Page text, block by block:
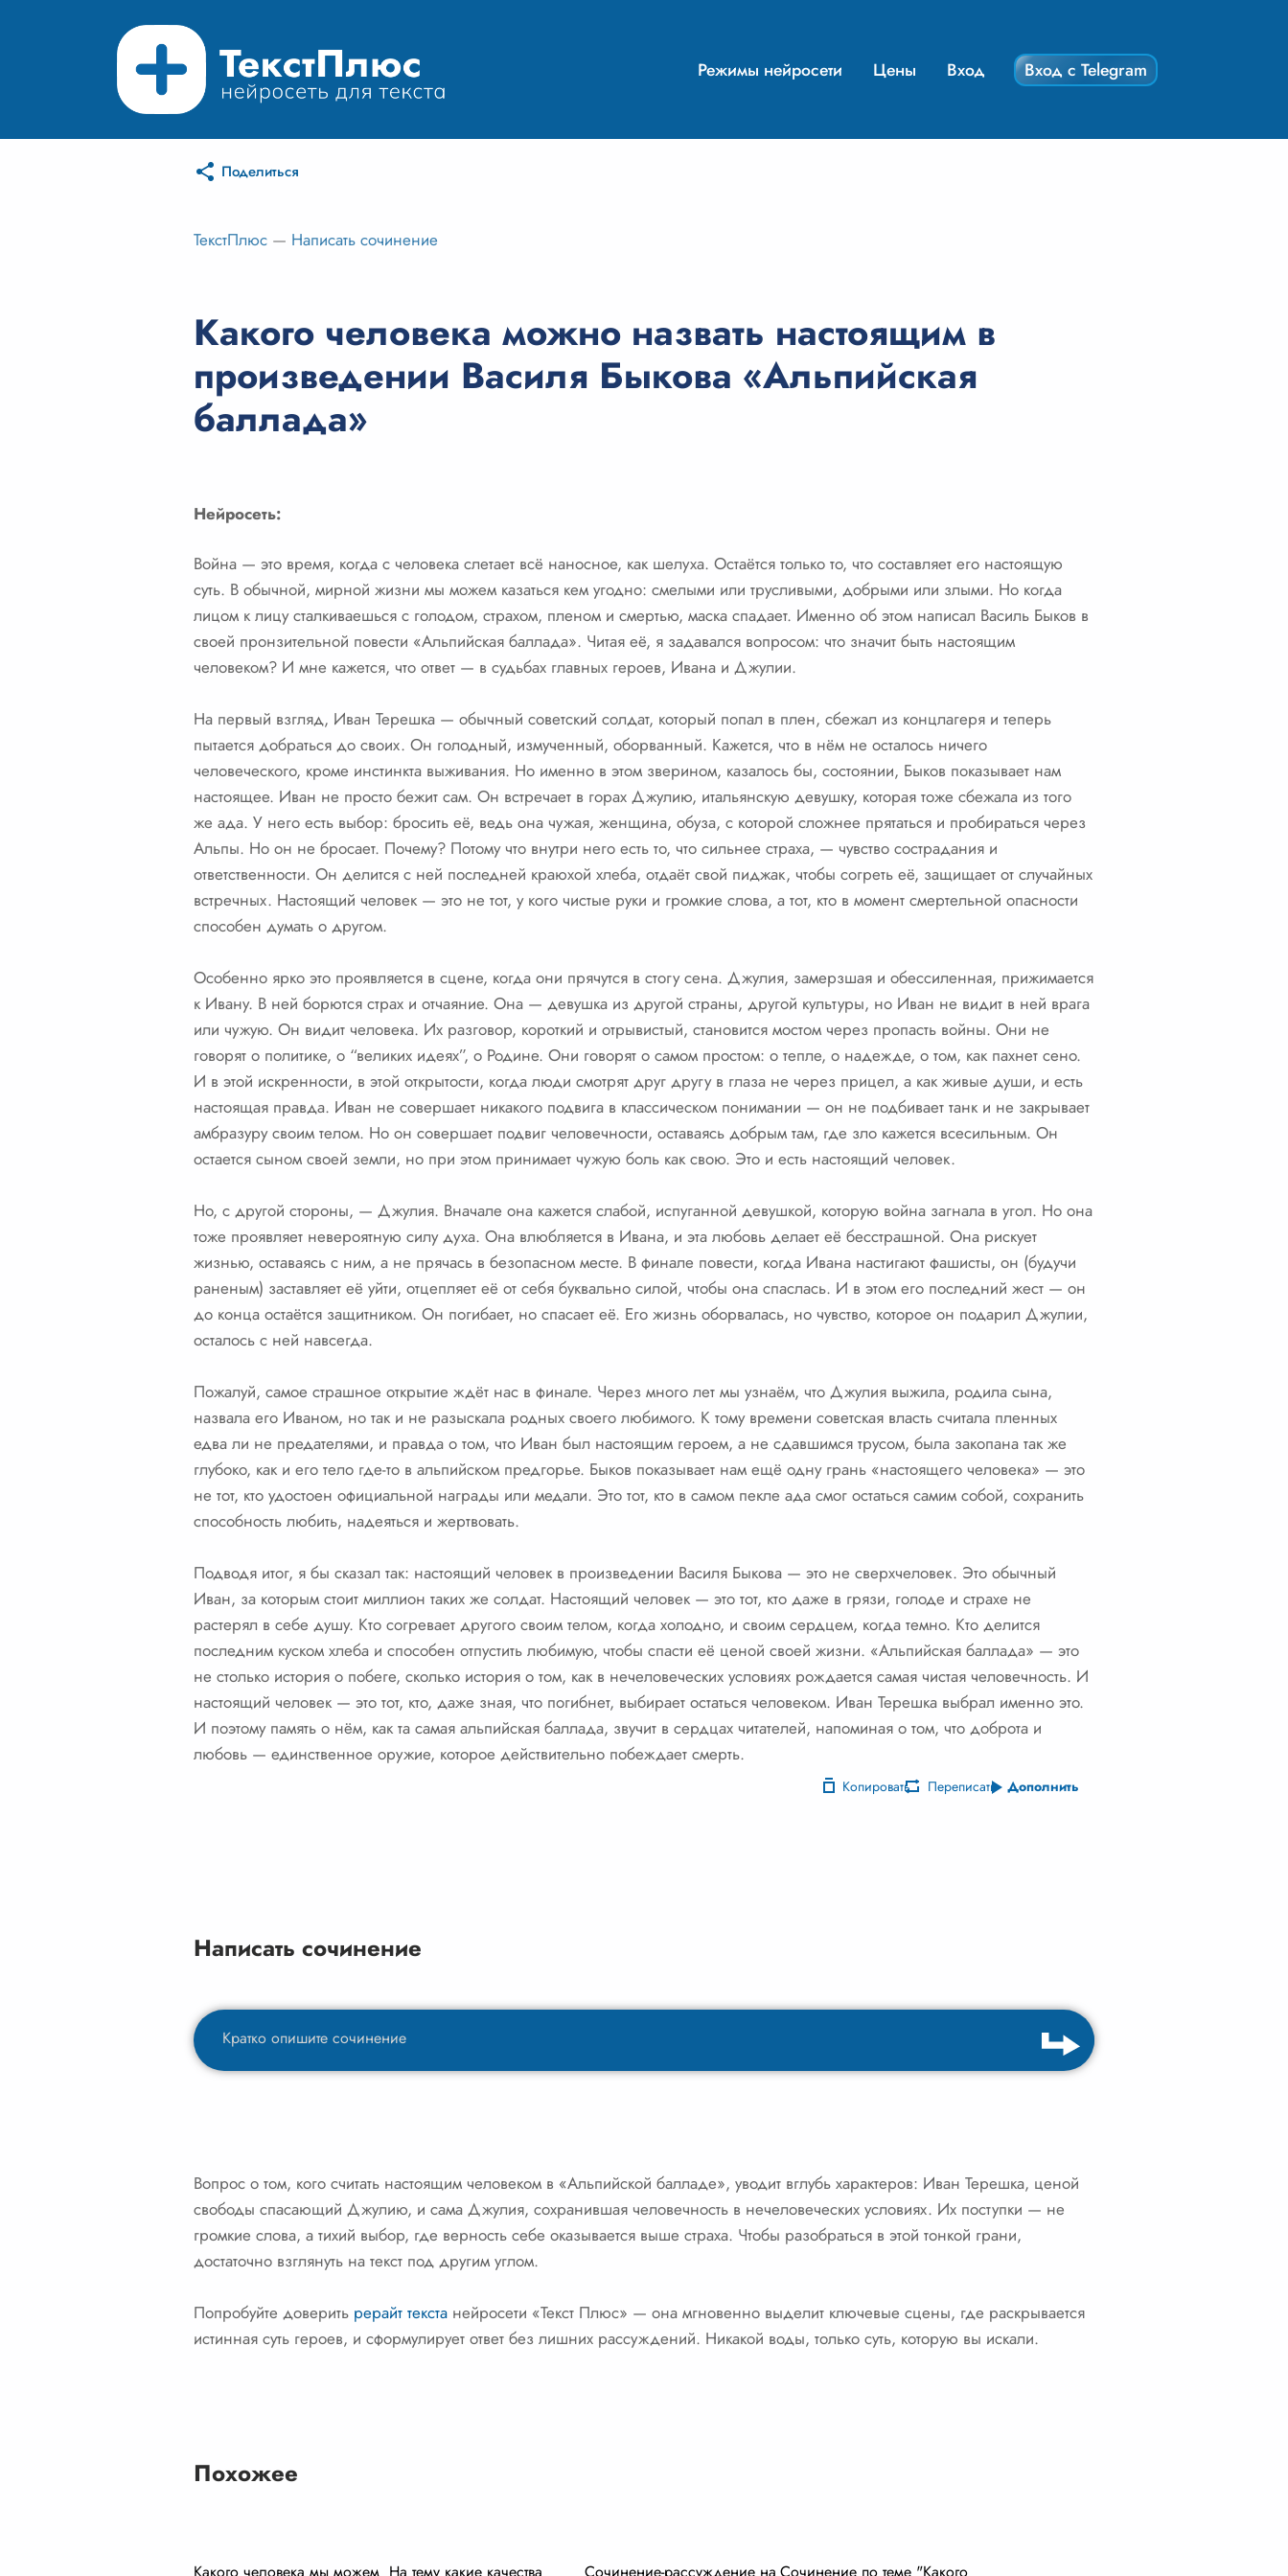
Режимы нейросети Цены Вход Вход с Telegram
Поделиться
ТекстПлюс — Написать сочинение
Какого человека можно назвать настоящим в
произведении Василя Быкова «Альпийская
баллада»
Нейросеть:
Война — это время, когда с человека слетает всё наносное, как шелуха. Остаётся только то, что составляет его настоящую
суть. В обычной, мирной жизни мы можем казаться кем угодно: смелыми или трусливыми, добрыми или злыми. Но когда
лицом к лицу сталкиваешься с голодом, страхом, пленом и смертью, маска спадает. Именно об этом написал Василь Быков в
своей пронзительной повести «Альпийская баллада». Читая её, я задавался вопросом: что значит быть настоящим
человеком? И мне кажется, что ответ — в судьбах главных героев, Ивана и Джулии.
На первый взгляд, Иван Терешка — обычный советский солдат, который попал в плен, сбежал из концлагеря и теперь
пытается добраться до своих. Он голодный, измученный, оборванный. Кажется, что в нём не осталось ничего
человеческого, кроме инстинкта выживания. Но именно в этом зверином, казалось бы, состоянии, Быков показывает нам
настоящее. Иван не просто бежит сам. Он встречает в горах Джулию, итальянскую девушку, которая тоже сбежала из того
же ада. У него есть выбор: бросить её, ведь она чужая, женщина, обуза, с которой сложнее прятаться и пробираться через
Альпы. Но он не бросает. Почему? Потому что внутри него есть то, что сильнее страха, — чувство сострадания и
ответственности. Он делится с ней последней краюхой хлеба, отдаёт свой пиджак, чтобы согреть её, защищает от случайных
встречных. Настоящий человек — это не тот, у кого чистые руки и громкие слова, а тот, кто в момент смертельной опасности
способен думать о другом.
Особенно ярко это проявляется в сцене, когда они прячутся в стогу сена. Джулия, замерзшая и обессиленная, прижимается
к Ивану. В ней борются страх и отчаяние. Она — девушка из другой страны, другой культуры, но Иван не видит в ней врага
или чужую. Он видит человека. Их разговор, короткий и отрывистый, становится мостом через пропасть войны. Они не
говорят о политике, о “великих идеях”, о Родине. Они говорят о самом простом: о тепле, о надежде, о том, как пахнет сено.
И в этой искренности, в этой открытости, когда люди смотрят друг другу в глаза не через прицел, а как живые души, и есть
настоящая правда. Иван не совершает никакого подвига в классическом понимании — он не подбивает танк и не закрывает
амбразуру своим телом. Но он совершает подвиг человечности, оставаясь добрым там, где зло кажется всесильным. Он
остается сыном своей земли, но при этом принимает чужую боль как свою. Это и есть настоящий человек.
Но, с другой стороны, — Джулия. Вначале она кажется слабой, испуганной девушкой, которую война загнала в угол. Но она
тоже проявляет невероятную силу духа. Она влюбляется в Ивана, и эта любовь делает её бесстрашной. Она рискует
жизнью, оставаясь с ним, а не прячась в безопасном месте. В финале повести, когда Ивана настигают фашисты, он (будучи
раненым) заставляет её уйти, отцепляет её от себя буквально силой, чтобы она спаслась. И в этом его последний жест — он
до конца остаётся защитником. Он погибает, но спасает её. Его жизнь оборвалась, но чувство, которое он подарил Джулии,
осталось с ней навсегда.
Пожалуй, самое страшное открытие ждёт нас в финале. Через много лет мы узнаём, что Джулия выжила, родила сына,
назвала его Иваном, но так и не разыскала родных своего любимого. К тому времени советская власть считала пленных
едва ли не предателями, и правда о том, что Иван был настоящим героем, а не сдавшимся трусом, была закопана так же
глубоко, как и его тело где-то в альпийском предгорье. Быков показывает нам ещё одну грань «настоящего человека» — это
не тот, кто удостоен официальной награды или медали. Это тот, кто в самом пекле ада смог остаться самим собой, сохранить
способность любить, надеяться и жертвовать.
Подводя итог, я бы сказал так: настоящий человек в произведении Василя Быкова — это не сверхчеловек. Это обычный
Иван, за которым стоит миллион таких же солдат. Настоящий человек — это тот, кто даже в грязи, голоде и страхе не
растерял в себе душу. Кто согревает другого своим телом, когда холодно, и своим сердцем, когда темно. Кто делится
последним куском хлеба и способен отпустить любимую, чтобы спасти её ценой своей жизни. «Альпийская баллада» — это
не столько история о побеге, сколько история о том, как в нечеловеческих условиях рождается самая чистая человечность. И
настоящий человек — это тот, кто, даже зная, что погибнет, выбирает остаться человеком. Иван Терешка выбрал именно это.
И поэтому память о нём, как та самая альпийская баллада, звучит в сердцах читателей, напоминая о том, что доброта и
любовь — единственное оружие, которое действительно побеждает смерть.
Копировать Переписать Дополнить
Написать сочинение
Вопрос о том, кого считать настоящим человеком в «Альпийской балладе», уводит вглубь характеров: Иван Терешка, ценой
свободы спасающий Джулию, и сама Джулия, сохранившая человечность в нечеловеческих условиях. Их поступки — не
громкие слова, а тихий выбор, где верность себе оказывается выше страха. Чтобы разобраться в этой тонкой грани,
достаточно взглянуть на текст под другим углом.
Попробуйте доверить рерайт текста нейросети «Текст Плюс» — она мгновенно выделит ключевые сцены, где раскрывается
истинная суть героев, и сформулирует ответ без лишних рассуждений. Никакой воды, только суть, которую вы искали.
Похожее